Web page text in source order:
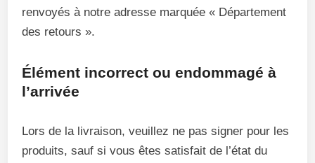
renvoyés à notre adresse marquée « Département
des retours ».
Élément incorrect ou endommagé à
l’arrivée
Lors de la livraison, veuillez ne pas signer pour les
produits, sauf si vous êtes satisfait de l’état du